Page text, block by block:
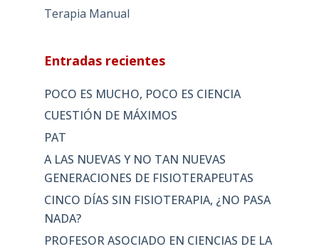
Terapia Manual
Entradas recientes
POCO ES MUCHO, POCO ES CIENCIA
CUESTIÓN DE MÁXIMOS
PAT
A LAS NUEVAS Y NO TAN NUEVAS
GENERACIONES DE FISIOTERAPEUTAS
CINCO DÍAS SIN FISIOTERAPIA, ¿NO PASA
NADA?
PROFESOR ASOCIADO EN CIENCIAS DE LA